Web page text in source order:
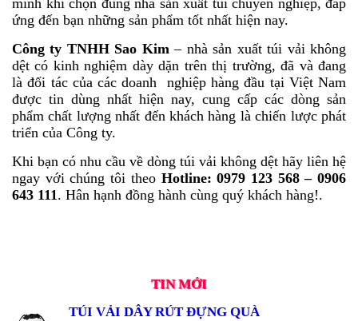
mình khi chọn đúng nhà sản xuất túi chuyên nghiệp, đáp
ứng đến bạn những sản phẩm tốt nhất hiện nay.
Công ty TNHH Sao Kim– nhà sản xuất túi vải không
dệt có kinh nghiệm dày dặn trên thị trường, đã và đang
là đối tác của các doanh nghiệp hàng đầu tại Việt Nam
được tin dùng nhất hiện nay, cung cấp các dòng sản
phẩm chất lượng nhất đến khách hàng là chiến lược phát
triển của Công ty.
Khi bạn có nhu cầu về dòng túi vải không dệt hãy liên hệ
ngay với chúng tôi theo Hotline: 0979 123 568 – 0906
643 111. Hân hạnh đồng hành cùng quý khách hàng!.
TIN MỚI
TÚI VẢI DÂY RÚT ĐỰNG QUÀ